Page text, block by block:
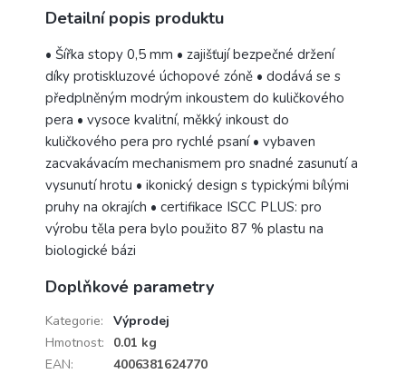
Detailní popis produktu
• Šířka stopy 0,5 mm • zajišťují bezpečné držení
díky protiskluzové úchopové zóně • dodává se s
předplněným modrým inkoustem do kuličkového
pera • vysoce kvalitní, měkký inkoust do
kuličkového pera pro rychlé psaní • vybaven
zacvakávacím mechanismem pro snadné zasunutí a
vysunutí hrotu • ikonický design s typickými bílými
pruhy na okrajích • certifikace ISCC PLUS: pro
výrobu těla pera bylo použito 87 % plastu na
biologické bázi
Doplňkové parametry
Kategorie:
Výprodej
Hmotnost:
0.01 kg
EAN: 4006381624770